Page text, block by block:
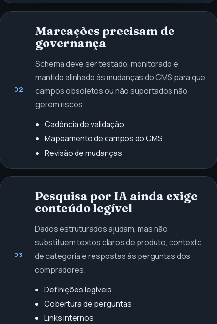
02
Marcações precisam de
governança
Schema deve ser testado, monitorado e
mantido alinhado às mudanças do CMS para que
campos obsoletos ou não suportados não
gerem riscos.
Cadência de validação
Mapeamento de campos do CMS
Revisão de mudanças
03
Pesquisa por IA ainda exige
conteúdo legível
Dados estruturados ajudam, mas não
substituem textos claros de produto, contexto
de categoria e respostas às perguntas dos
compradores.
Definições legíveis
Cobertura de perguntas
Links internos